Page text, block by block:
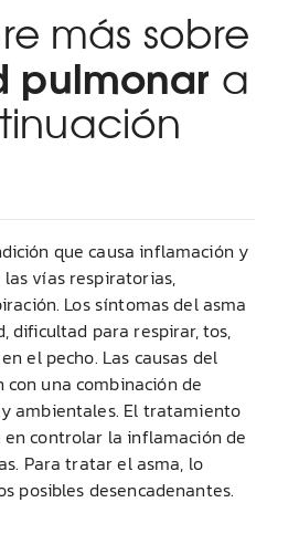
más sobre
pulmonar a
que causa inflamación y
vías respiratorias,
Los síntomas del asma
dificultad para respirar, tos,
el pecho. Las causas del
una combinación de
ambientales. El tratamiento
controlar la inflamación de
Para tratar el asma, lo
posibles desencadenantes.